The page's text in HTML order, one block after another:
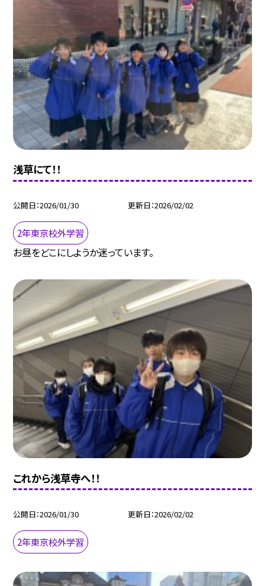
浅草にて！！
公開日 2026/01/30 更新日 2026/02/02
2年東京校外学習
お昼をどこにしようか迷っています。
これから浅草寺へ！！
公開日 2026/01/30 更新日 2026/02/02
2年東京校外学習